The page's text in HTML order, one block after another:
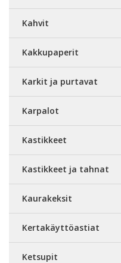
Kahvit
Kakkupaperit
Karkit ja purtavat
Karpalot
Kastikkeet
Kastikkeet ja tahnat
Kaurakeksit
Kertakäyttöastiat
Ketsupit